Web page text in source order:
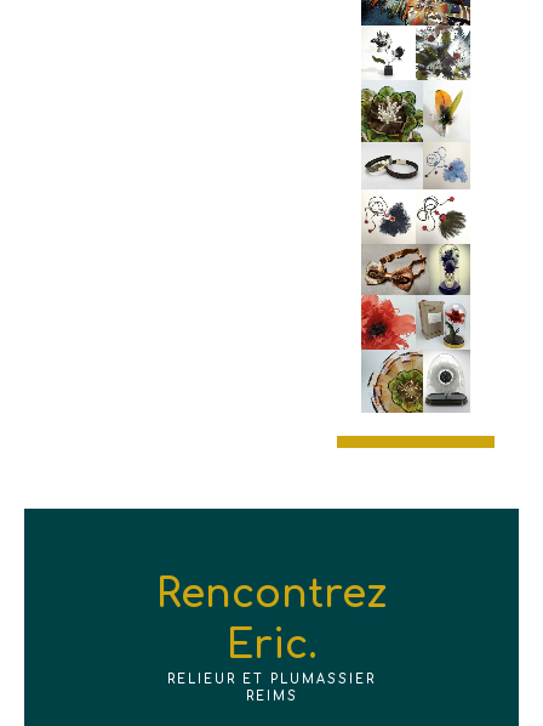
Rencontrez
Eric.
RELIEUR ET PLUMASSIER
REIMS